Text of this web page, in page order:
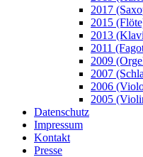
2017
2015
2013
2011
2009
2007
2006
2005
Datenschutz
Impressum
Kontakt
Presse